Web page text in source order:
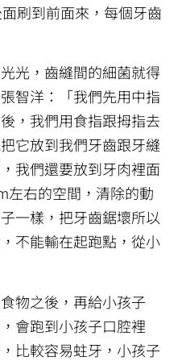
刷到前面來，每個牙齒
光，齒縫間的細菌就得
智洋：「我們先用中指
，我們用食指跟拇指去
它放到我們牙齒跟牙縫
我們還要放到牙肉裡面
左右的空間，清除的動
一樣，把牙齒鋸壞所以
不能輸在起跑點，從小
物之後，再給小孩子
會跑到小孩子口腔裡
比較容易蛀牙，小孩子